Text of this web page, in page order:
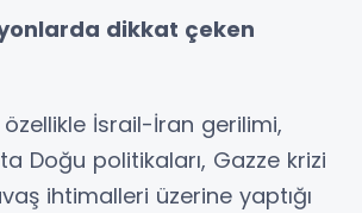
dikkat çeken
İsrail-İran gerilimi,
Doğu politikaları, Gazze krizi
ihtimalleri üzerine yaptığı